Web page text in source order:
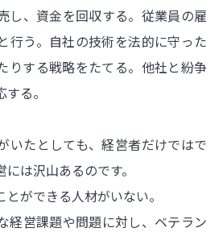
し、資金を回収する。従業員の雇
行う。自社の技術を法的に守った
りする戦略をたてる。他社と紛争
る。
いたとしても、経営者だけではで
は沢山あるのです。
ができる人材がいない。
経営課題や問題に対し、ベテラン